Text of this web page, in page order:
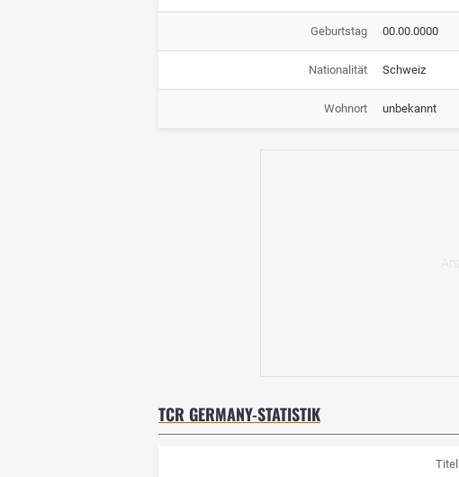
Geburtstag 00.00.0000
Nationalität Schweiz
Wohnort unbekannt
TCR GERMANY-STATISTIK
Titel